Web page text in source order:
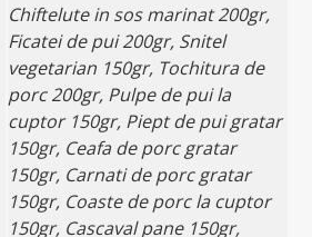
Chiftelute in sos marinat 200gr,
Ficatei de pui 200gr, Snitel
vegetarian 150gr, Tochitura de
porc 200gr, Pulpe de pui la
cuptor 150gr, Piept de pui gratar
150gr, Ceafa de porc gratar
150gr, Carnati de porc gratar
150gr, Coaste de porc la cuptor
150gr, Cascaval pane 150gr,